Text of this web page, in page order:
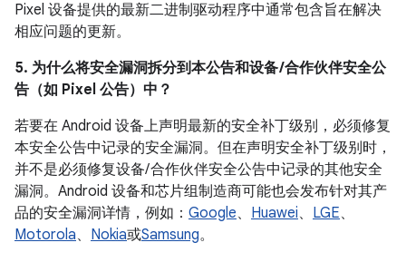
Pixel 设备提供的最新二进制驱动程序中通常包含旨在解决
相应问题的更新。
5. 为什么将安全漏洞拆分到本公告和设备 /合作伙伴安全公
告（如 Pixel 公告）中？
若要在 Android 设备上声明最新的安全补丁级别，必须修复
本安全公告中记录的安全漏洞。但在声明安全补丁级别时，
并不是必须修复设备/ 合作伙伴安全公告中记录的其他安全
漏洞。Android 设备和芯片组制造商可能也会发布针对其产
品的安全漏洞详情，例如： Google、 Huawei、 LGE、
Motorola、 Nokia或Samsung。